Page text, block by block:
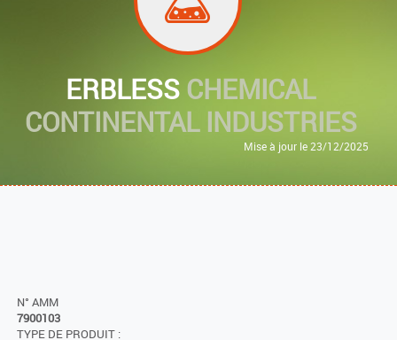
ERBLESSCHEMICAL
CONTINENTAL INDUSTRIES
Mise à jour le 23/12/2025
N° AMM
7900103
TYPE DE PRODUIT :